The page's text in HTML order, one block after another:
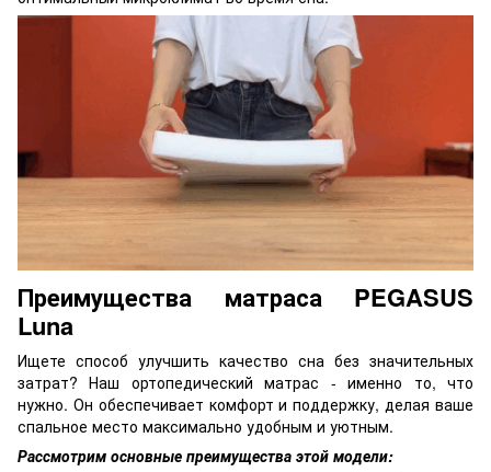
Преимущества матраса PEGASUS
Luna
Ищете способ улучшить качество сна без значительных
затрат? Наш ортопедический матрас - именно то, что
нужно. Он обеспечивает комфорт и поддержку, делая ваше
спальное место максимально удобным и уютным.
Рассмотрим основные преимущества этой модели: